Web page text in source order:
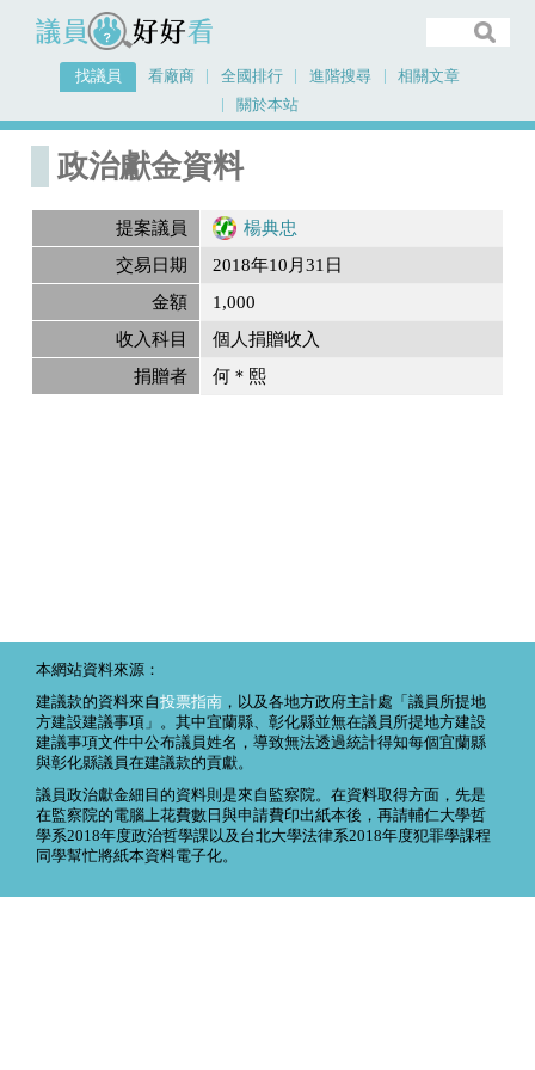
議員好好看
找議員 看廠商 全國排行 進階搜尋
相關文章
關於本站
首頁
政治獻金資料
提案議員
楊典忠
交易日期
2018年10月31日
金額
1,000
收入科目
個人捐贈收入
捐贈者
何＊熙
本網站資料來源：
建議款的資料來自投票指南 ，以及各地方政府主計處「議員所提地
方建設建議事項」。其中宜蘭縣、彰化縣並無在議員所提地方建設
建議事項文件中公布議員姓名，導致無法透過統計得知每個宜蘭縣
與彰化縣議員在建議款的貢獻。
議員政治獻金細目的資料則是來自監察院。在資料取得方面，先是
在監察院的電腦上花費數日與申請費印出紙本後，再請輔仁大學哲
學系2018年度政治哲學課以及台北大學法律系2018年度犯罪學課程
同學幫忙將紙本資料電子化。